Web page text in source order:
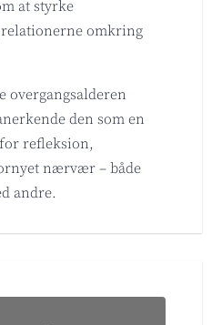
at styrke
omkring
overgangsalderen
den som en
refleksion,
nærvær – både
andre.